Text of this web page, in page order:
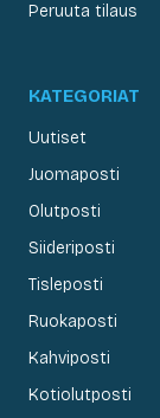
Peruuta tilaus
KATEGORIAT
Uutiset
Juomaposti
Olutposti
Siideriposti
Tisleposti
Ruokaposti
Kahviposti
Kotiolutposti